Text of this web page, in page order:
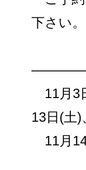
下さい。
11月3
13日(土)
11月